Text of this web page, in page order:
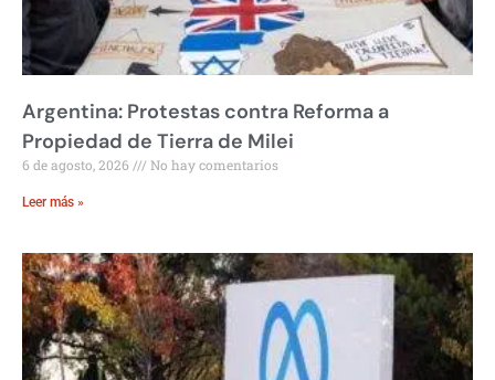
Argentina: Protestas contra Reforma a
Propiedad de Tierra de Milei
6 de agosto, 2026 No hay comentarios
Leer más »